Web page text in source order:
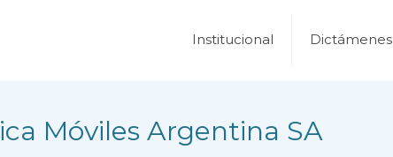
Institucional Dictámenes
Móviles Argentina SA